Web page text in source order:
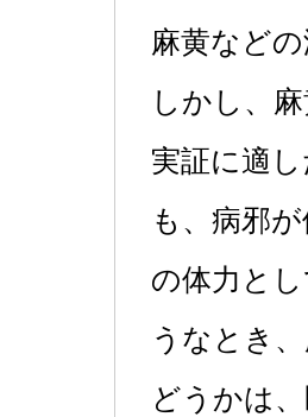
麻黄など
しかし、
実証に適
も、病邪
の体力と
うなとき
どうかは